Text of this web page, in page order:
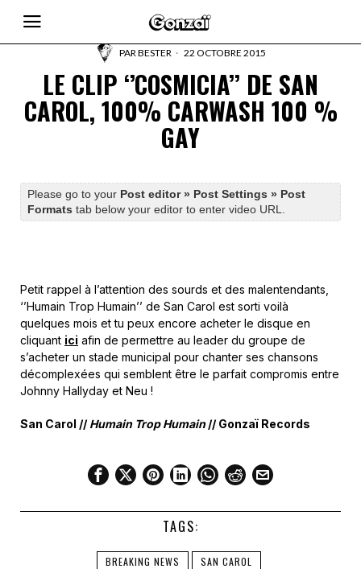
PARBESTER 22 OCTOBRE 2015
LE CLIP ‘’COSMICIA’’ DE SAN
CAROL, 100% CARWASH 100 %
GAY
Please go to your Post editor » Post Settings » Post
Formats tab below your editor to enter video URL.
Petit rappel à l’attention des sourds et des malentendants,
‘’Humain Trop Humain’’ de San Carol est sorti voilà
quelques mois et tu peux encore acheter le disque en
cliquant ici afin de permettre au leader du groupe de
s’acheter un stade municipal pour chanter ses chansons
décomplexées qui semblent être le parfait compromis entre
Johnny Hallyday et Neu !
San Carol // Humain Trop Humain// Gonzaï Records
TAGS:
BREAKING NEWS SAN CAROL